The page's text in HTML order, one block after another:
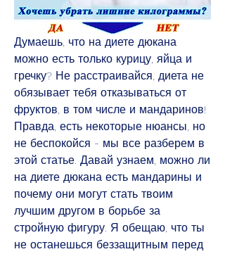
Думаешь, что на диете дюкана
можно есть только курицу, яйца и
гречку? Не расстраивайся, диета не
обязывает тебя отказываться от
фруктов, в том числе и мандаринов!
Правда, есть некоторые нюансы, но
не беспокойся - мы все разберем в
этой статье. Давай узнаем, можно ли
на диете дюкана есть мандарины и
почему они могут стать твоим
лучшим другом в борьбе за
стройную фигуру. Я обещаю, что ты
не останешься беззащитным перед